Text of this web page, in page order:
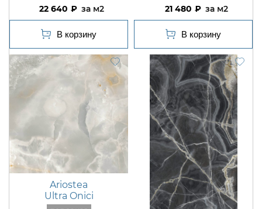
22 640 м2 21 480 м2
Ariostea
Ultra Onici